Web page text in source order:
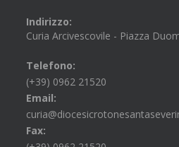
Indirizzo:
Curia Arcivescovile - Piazza
Telefono:
(+39) 0962 21520
Email:
Fax: